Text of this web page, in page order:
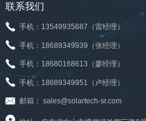
联系我们
手机：13549935687（雷经理）
手机：18689349939（张经理）
手机：18680168613（廖经理）
手机：18689349951（卢经理）
邮箱： sales@solartech-sr.com